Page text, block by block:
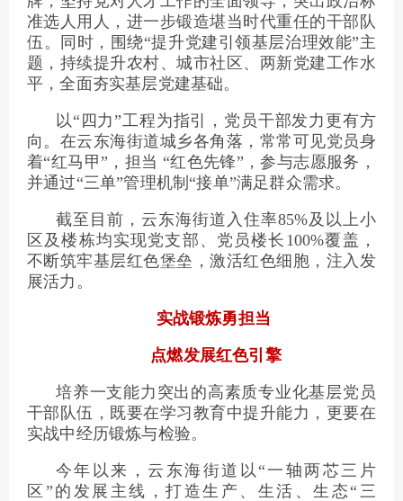
准选人用人，进一步锻造堪当时代重任的干部队
伍。同时，围绕“提升党建引领基层治理效能”主
题，持续提升农村、城市社区、两新党建工作水
平，全面夯实基层党建基础。
以“四力”工程为指引，党员干部发力更有方
向。在云东海街道城乡各角落，常常可见党员身
着“红马甲”，担当 “红色先锋”，参与志愿服务，
并通过“三单”管理机制“接单”满足群众需求。
截至目前，云东海街道入住率85%及以上小
区及楼栋均实现党支部、党员楼长100%覆盖，
不断筑牢基层红色堡垒，激活红色细胞，注入发
展活力。
实战锻炼勇担当
点燃发展红色引擎
培养一支能力突出的高素质专业化基层党员
干部队伍，既要在学习教育中提升能力，更要在
实战中经历锻炼与检验。
今年以来，云东海街道以“一轴两芯三片
区”的发展主线，打造生产、生活、生态“三